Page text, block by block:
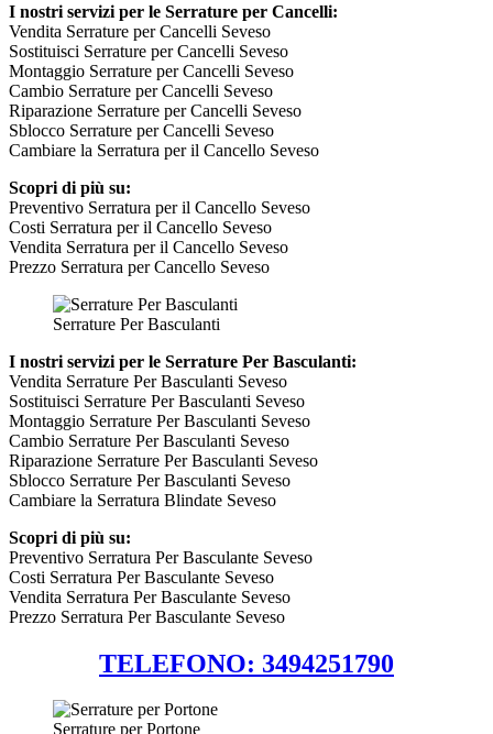
I nostri servizi per le Serrature per Cancelli:
Vendita Serrature per Cancelli Seveso
Sostituisci Serrature per Cancelli Seveso
Montaggio Serrature per Cancelli Seveso
Cambio Serrature per Cancelli Seveso
Riparazione Serrature per Cancelli Seveso
Sblocco Serrature per Cancelli Seveso
Cambiare la Serratura per il Cancello Seveso
Scopri di più su:
Preventivo Serratura per il Cancello Seveso
Costi Serratura per il Cancello Seveso
Vendita Serratura per il Cancello Seveso
Prezzo Serratura per Cancello Seveso
Serrature Per Basculanti
I nostri servizi per le Serrature Per Basculanti:
Vendita Serrature Per Basculanti Seveso
Sostituisci Serrature Per Basculanti Seveso
Montaggio Serrature Per Basculanti Seveso
Cambio Serrature Per Basculanti Seveso
Riparazione Serrature Per Basculanti Seveso
Sblocco Serrature Per Basculanti Seveso
Cambiare la Serratura Blindate Seveso
Scopri di più su:
Preventivo Serratura Per Basculante Seveso
Costi Serratura Per Basculante Seveso
Vendita Serratura Per Basculante Seveso
Prezzo Serratura Per Basculante Seveso
TELEFONO: 3494251790
Serrature per Portone